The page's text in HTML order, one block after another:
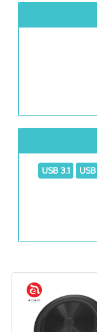
USB
USB 3.1